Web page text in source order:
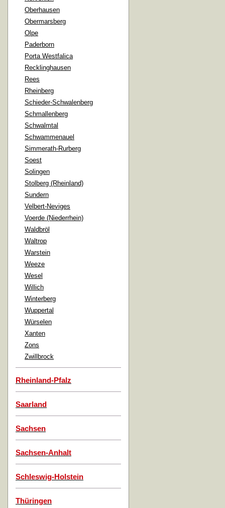
Oberhausen
Obermarsberg
Olpe
Paderborn
Porta Westfalica
Recklinghausen
Rees
Rheinberg
Schieder-Schwalenberg
Schmallenberg
Schwalmtal
Schwammenauel
Simmerath-Rurberg
Soest
Solingen
Stolberg (Rheinland)
Sundern
Velbert-Neviges
Voerde (Niederrhein)
Waldbröl
Waltrop
Warstein
Weeze
Wesel
Willich
Winterberg
Wuppertal
Würselen
Xanten
Zons
Zwillbrock
Rheinland-Pfalz
Saarland
Sachsen
Sachsen-Anhalt
Schleswig-Holstein
Thüringen